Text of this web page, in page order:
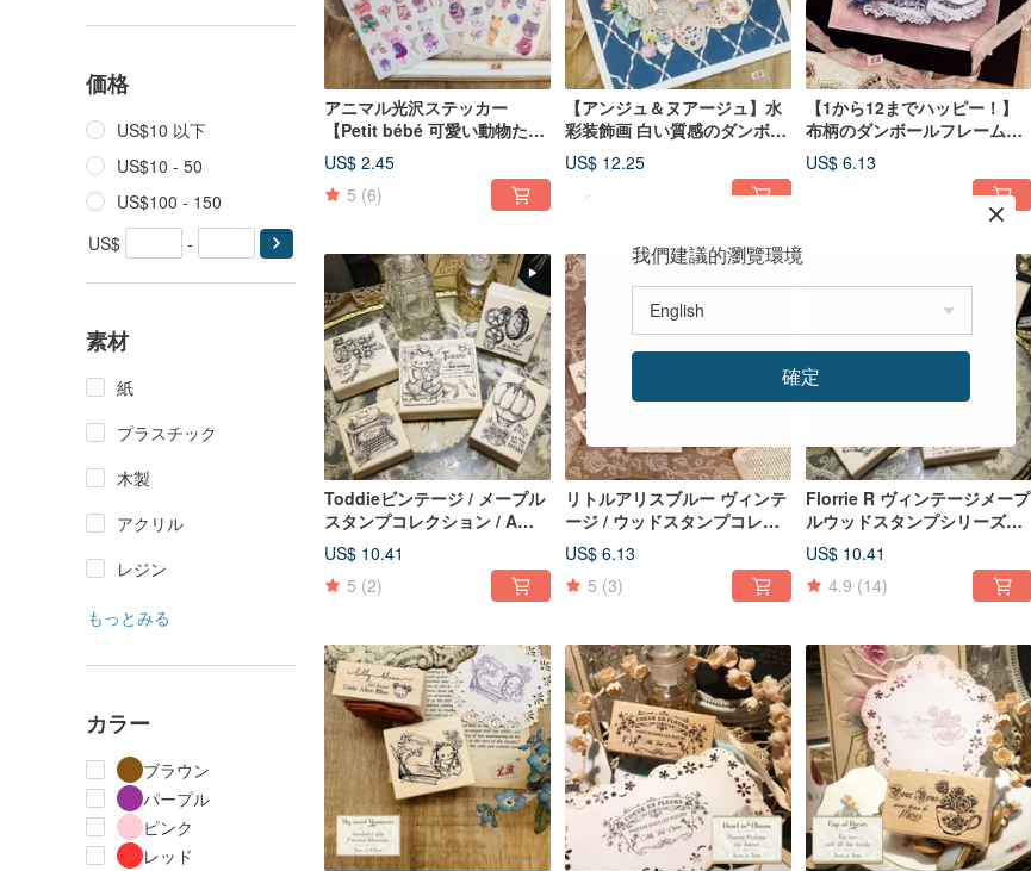
価格
US$10 以下
US$10 - 50
US$100 - 150
US$
-
素材
紙
プラスチック
木製
アクリル
レジン
もっとみる
カラー
ブラウン
パープル
ピンク
レッド
アニマル光沢ステッカー
【Petit bébé 可愛い動物た
ち】3種類から選べます
US$ 2.45
5 (6)
【アンジュ＆ヌアージュ】水
彩装飾画 白い質感のダンボー
ルフレーム
US$ 12.25
【1から12までハッピー！】
布柄のダンボールフレーム付
き装飾画
US$ 6.13
Toddieビンテージ / メープル
スタンプコレクション / A
Journey Through Good
Times
US$ 10.41
5 (2)
リトルアリスブルー ヴィンテ
ージ / ウッドスタンプコレク
ション / 素敵なプチモチーフ
US$ 6.13
5 (3)
Florrie R ヴィンテージメープ
ルウッドスタンプシリーズ
【大切な思い出と共に】
US$ 10.41
4.9 (14)
我們建議的瀏覽環境
確定